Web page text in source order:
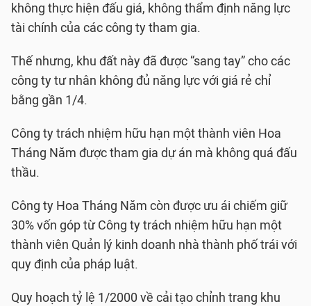
không thực hiện đấu giá, không thẩm định năng lực
tài chính của các công ty tham gia.
Thế nhưng, khu đất này đã được “sang tay” cho các
công ty tư nhân không đủ năng lực với giá rẻ chỉ
bằng gần 1/4.
Công ty trách nhiệm hữu hạn một thành viên Hoa
Tháng Năm được tham gia dự án mà không quá đấu
thầu.
Công ty Hoa Tháng Năm còn được ưu ái chiếm giữ
30% vốn góp từ Công ty trách nhiệm hữu hạn một
thành viên Quản lý kinh doanh nhà thành phố trái với
quy định của pháp luật.
Quy hoạch tỷ lệ 1/2000 về cải tạo chỉnh trang khu